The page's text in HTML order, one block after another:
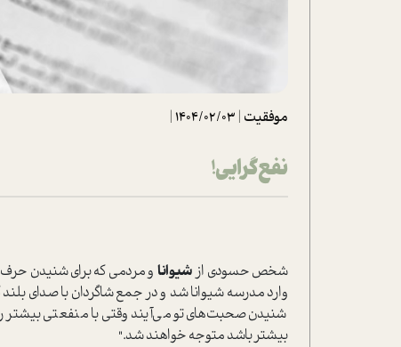
داستان
موفقیت |
1404/02/03
|
نفع‌گرایی!
شخص حسودی ازشیوانا و مردمی که برای شنیدن
وارد مدرسه شیوانا شد و در جمع شاگردان با صدای
شنیدن صحبت‌های تو می‌آیند وقتی با منفعتی
بیشتر باشد متوجه خواهند شد."